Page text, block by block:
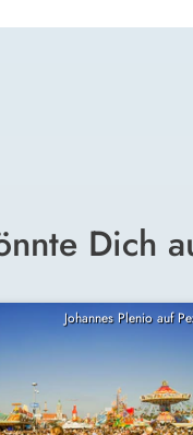
Dich
Johannes Plenio auf